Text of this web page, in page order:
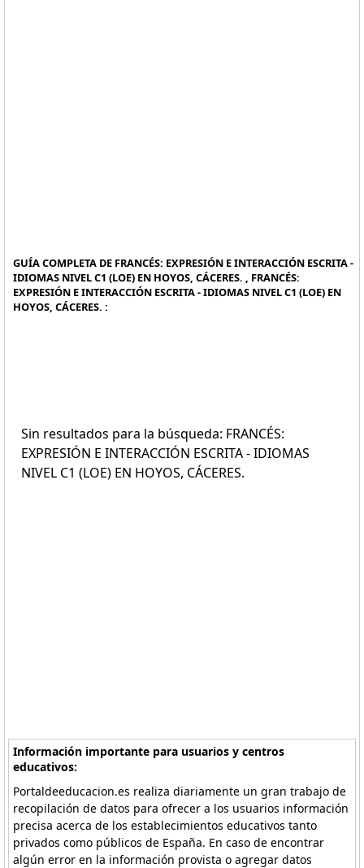
GUÍA COMPLETA DE FRANCÉS: EXPRESIÓN E INTERACCIÓN ESCRITA -
IDIOMAS NIVEL C1 (LOE) EN HOYOS, CÁCERES. , FRANCÉS:
EXPRESIÓN E INTERACCIÓN ESCRITA - IDIOMAS NIVEL C1 (LOE) EN
HOYOS, CÁCERES. :
Sin resultados para la búsqueda: FRANCÉS:
EXPRESIÓN E INTERACCIÓN ESCRITA - IDIOMAS
NIVEL C1 (LOE) EN HOYOS, CÁCERES.
Información importante para usuarios y centros
educativos:
Portaldeeducacion.es realiza diariamente un gran trabajo de
recopilación de datos para ofrecer a los usuarios información
precisa acerca de los establecimientos educativos tanto
privados como públicos de España. En caso de encontrar
algún error en la información provista o agregar datos